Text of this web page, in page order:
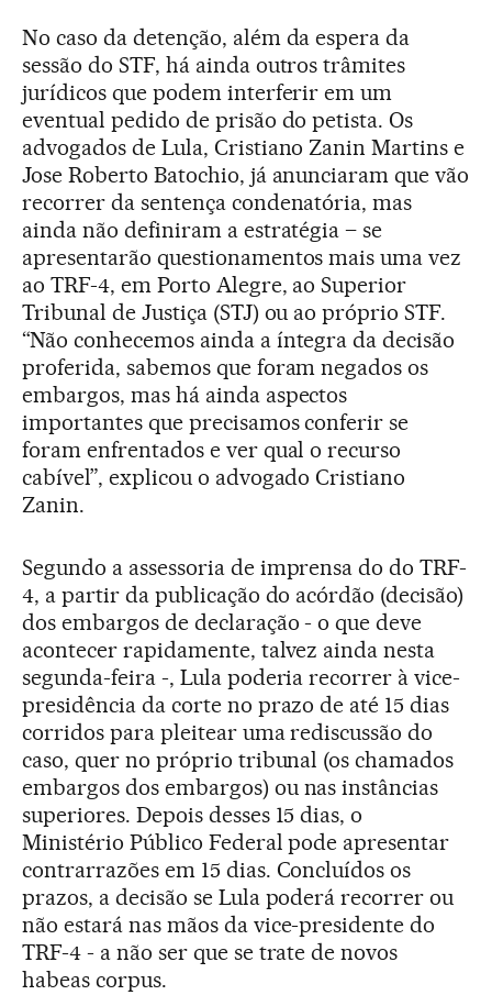
No caso da detenção, além da espera da
sessão do STF, há ainda outros trâmites
jurídicos que podem interferir em um
eventual pedido de prisão do petista. Os
advogados de Lula, Cristiano Zanin Martins e
Jose Roberto Batochio, já anunciaram que vão
recorrer da sentença condenatória, mas
ainda não definiram a estratégia – se
apresentarão questionamentos mais uma vez
ao TRF-4, em Porto Alegre, ao Superior
Tribunal de Justiça (STJ) ou ao próprio STF.
“Não conhecemos ainda a íntegra da decisão
proferida, sabemos que foram negados os
embargos, mas há ainda aspectos
importantes que precisamos conferir se
foram enfrentados e ver qual o recurso
cabível”, explicou o advogado Cristiano
Zanin.
Segundo a assessoria de imprensa do do TRF-
4, a partir da publicação do acórdão (decisão)
dos embargos de declaração - o que deve
acontecer rapidamente, talvez ainda nesta
segunda-feira -, Lula poderia recorrer à vice-
presidência da corte no prazo de até 15 dias
corridos para pleitear uma rediscussão do
caso, quer no próprio tribunal (os chamados
embargos dos embargos) ou nas instâncias
superiores. Depois desses 15 dias, o
Ministério Público Federal pode apresentar
contrarrazões em 15 dias. Concluídos os
prazos, a decisão se Lula poderá recorrer ou
não estará nas mãos da vice-presidente do
TRF-4 - a não ser que se trate de novos
habeas corpus.